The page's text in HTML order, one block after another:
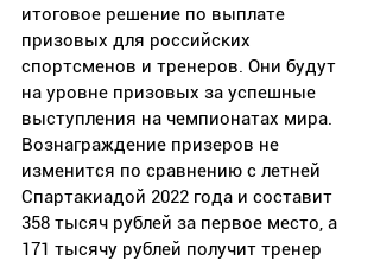
итоговое решение по выплате
призовых для российских
спортсменов и тренеров. Они будут
на уровне призовых за успешные
выступления на чемпионатах мира.
Вознаграждение призеров не
изменится по сравнению с летней
Спартакиадой 2022 года и составит
358 тысяч рублей за первое место, а
171 тысячу рублей получит тренер